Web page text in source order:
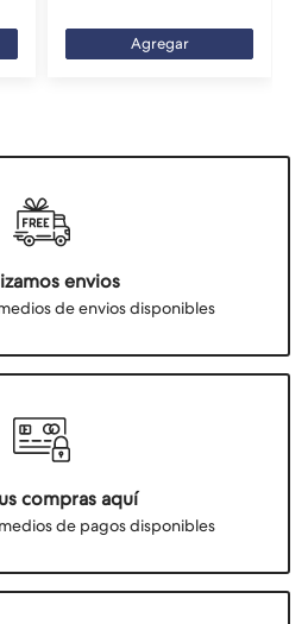
Agregar
envios
de envios disponibles
compras aquí
de pagos disponibles